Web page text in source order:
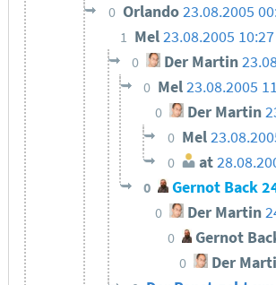
0 Orlando23.08.2005
1 Mel23.08.2005 10:27
0 Der Martin
0 Mel23.08.2005
0 Der Martin
0 Mel
0 at
0 Gernot Back
0 Der Martin
0 Gernot
0 Der